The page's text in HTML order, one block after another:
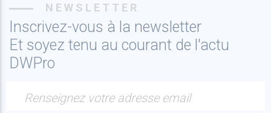
NEWSLETTER
Inscrivez-vous à la newsletter
Et soyez tenu au courant de l'actu
DWPro
Renseignez votre adresse email